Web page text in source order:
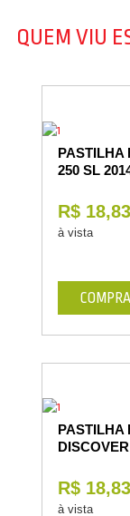
QUEM VIU
PASTILHA
250 SL
R$ 18,83
à vista
PASTILHA
R$ 18,83
à vista